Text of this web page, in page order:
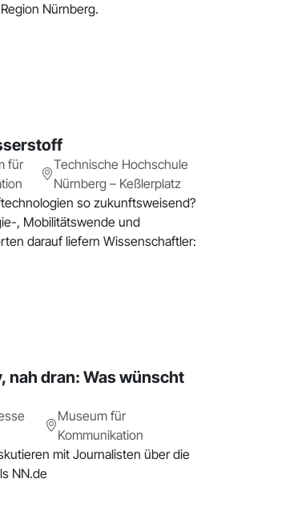
Nürnberg.
für
Technische Hochschule
Nürnberg – Keßlerplatz
so zukunftsweisend?
, Mobilitätswende und
darauf liefern Wissenschaftler:
nah dran: Was wünscht
Museum für
Kommunikation
mit Journalisten über die
NN.de